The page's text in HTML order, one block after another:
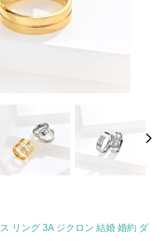
リング 3A ジクロン 結婚 婚約 ダ